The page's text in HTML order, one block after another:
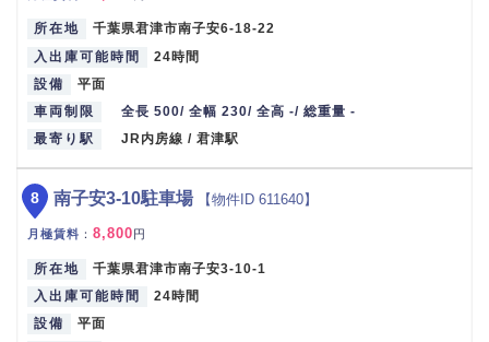
所在地
千葉県君津市南子安6-18-22
入出庫可能時間
24時間
設備
平面
車両制限
全長 500/ 全幅 230/ 全高 -/ 総重量 -
最寄り駅
JR内房線 / 君津駅
南子安3-10駐車場 【物件ID 611640】
月極賃料 ： 8,800 円
所在地
千葉県君津市南子安3-10-1
入出庫可能時間
24時間
設備
平面
8